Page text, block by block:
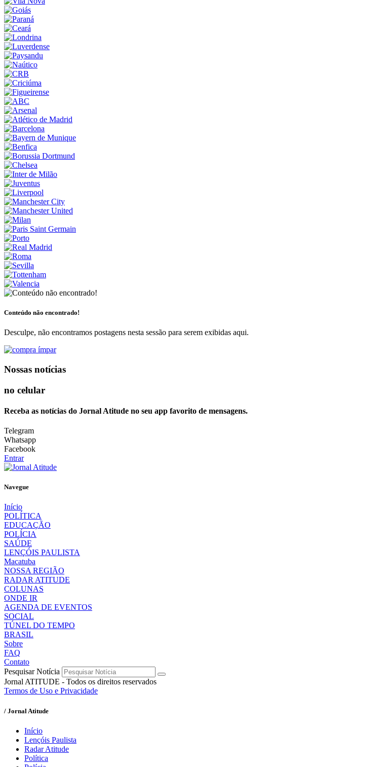
Conteúdo não encontrado!
Desculpe, não encontramos postagens nesta sessão para serem exibidas aqui.
Nossas notícias
no celular
Receba as notícias do Jornal Atitude no seu app favorito de mensagens.
Telegram
Whatsapp
Facebook
Entrar
Navegue
Início
POLÍTICA
EDUCAÇÃO
POLÍCIA
SAÚDE
LENÇÓIS PAULISTA
Macatuba
NOSSA REGIÃO
RADAR ATITUDE
COLUNAS
ONDE IR
AGENDA DE EVENTOS
SOCIAL
TÚNEL DO TEMPO
BRASIL
Sobre
FAQ
Contato
Pesquisar Notícia
Jornal ATITUDE - Todos os direitos reservados
Termos de Uso e Privacidade
/ Jornal Atitude
Início
Lençóis Paulista
Radar Atitude
Política